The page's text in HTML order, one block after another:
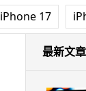
iPhone 17
最新文章